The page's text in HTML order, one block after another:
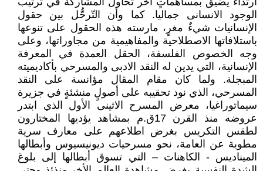
الوجود الانسانى جماليا. كما وأن التّرحُّل بين حقول
الإنسانيات شيءٌ مغرٍ، مارسته هذه الحقول على تنوعها
باستلافاتها الاصطلاحية والمفاهيمية من مجاوراتها، وعلى
وجه الخصوص الفلسفة، الحقل العمدة في المعرفة
الإنسانية، التي يدين له النقد الادبى والمسرحي بأكاديميته
المبجلة. ولما كان مقام المقال مؤانسة على النقد
المسرحي، الذي نود تحقيبه على أصولٍ منشئةٍ في جزيرة
سيماتوراغيا، معرض المسرح الاثينى الأول الذي ابتدر
عروضه منذ القرن 17ق.م بمشاهد يؤديها المختارون
لطقس التكريس بغرض اطلاعهم على معارف سرية
مطوية عن العامة، نحو مسرحيات ديونيسيوس وأبطالها
الميناديس - الكاهنات – التي تسوق أبطالها إلى بلوغ